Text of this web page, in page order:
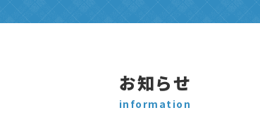
お知らせ
information